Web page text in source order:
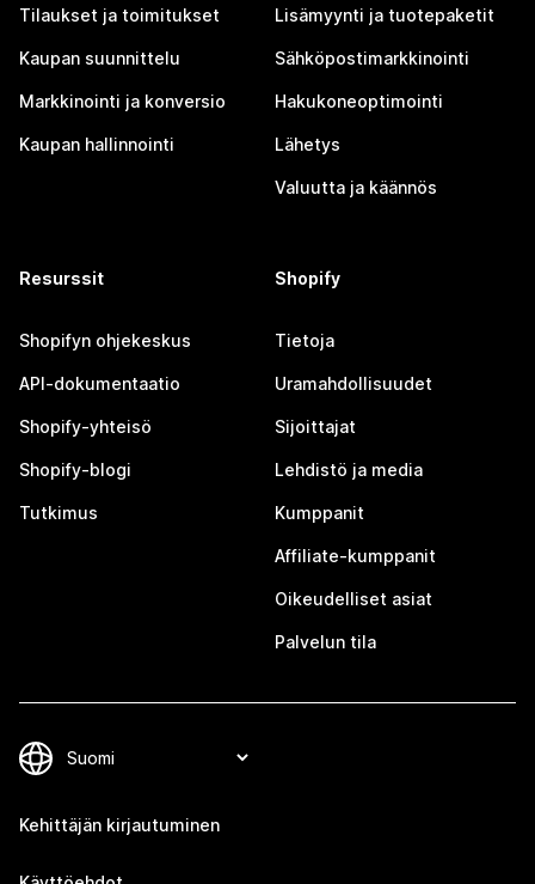
Tilaukset ja toimitukset
Kaupan suunnittelu
Markkinointi ja konversio
Kaupan hallinnointi
Lisämyynti ja tuotepaketit
Sähköpostimarkkinointi
Hakukoneoptimointi
Lähetys
Valuutta ja käännös
Resurssit
Shopifyn ohjekeskus
API-dokumentaatio
Shopify-yhteisö
Shopify-blogi
Tutkimus
Shopify
Tietoja
Uramahdollisuudet
Sijoittajat
Lehdistö ja media
Kumppanit
Affiliate-kumppanit
Oikeudelliset asiat
Palvelun tila
Kehittäjän kirjautuminen